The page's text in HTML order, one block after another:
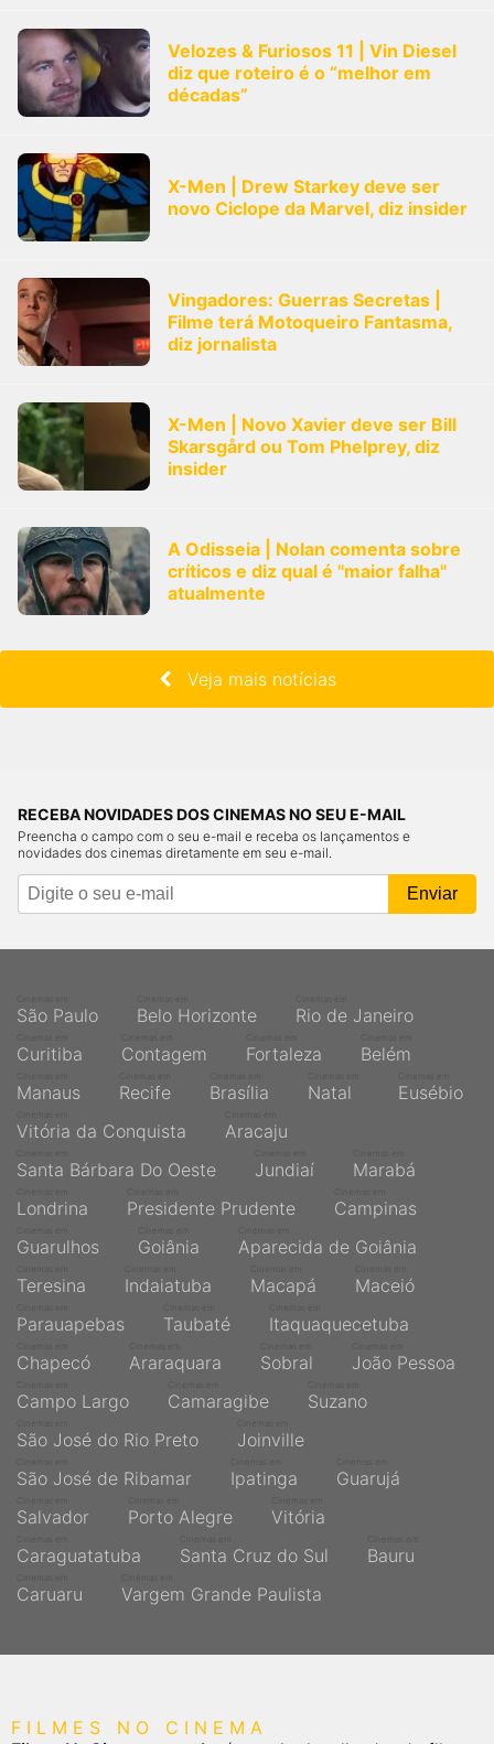
Velozes & Furiosos 11 | Vin Diesel
diz que roteiro é o “melhor em
décadas”
X-Men | Drew Starkey deve ser
novo Ciclope da Marvel, diz insider
Vingadores: Guerras Secretas |
Filme terá Motoqueiro Fantasma,
diz jornalista
X-Men | Novo Xavier deve ser Bill
Skarsgård ou Tom Phelprey, diz
insider
A Odisseia | Nolan comenta sobre
críticos e diz qual é "maior falha"
atualmente
Veja mais notícias
RECEBA NOVIDADES DOS CINEMAS NO SEU E-MAIL
Preencha o campo com o seu e-mail e receba os lançamentos e
novidades dos cinemas diretamente em seu e-mail.
São Paulo Belo Horizonte Rio de Janeiro
Curitiba Contagem Fortaleza Belém
Manaus Recife Brasília Natal Eusébio
Vitória da Conquista Aracaju
Santa Bárbara Do Oeste Jundiaí Marabá
Londrina Presidente Prudente Campinas
Guarulhos Goiânia Aparecida de Goiânia
Teresina Indaiatuba Macapá Maceió
Parauapebas Taubaté Itaquaquecetuba
Chapecó Araraquara Sobral João Pessoa
Campo Largo Camaragibe Suzano
São José do Rio Preto Joinville
São José de Ribamar Ipatinga Guarujá
Salvador Porto Alegre Vitória
Caraguatatuba Santa Cruz do Sul Bauru
Caruaru Vargem Grande Paulista
FILMES NO CINEMA